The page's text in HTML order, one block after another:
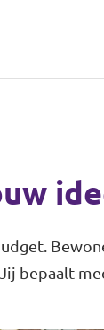
bepaalt